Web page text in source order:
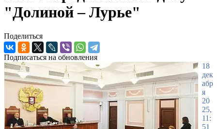
"Долиной – Лурье"
Поделиться
Подписаться на обновления
18
дек
абр
я
20
25,
11:
51